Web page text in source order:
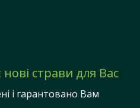
страви для Вас
і гарантовано Вам